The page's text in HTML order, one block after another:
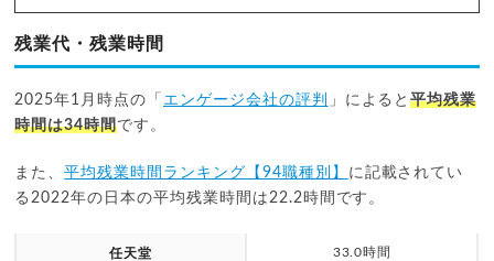
残業代・残業時間
2025年1月時点の「 エンゲージ会社の評判 」によると平均残業
時間は34時間です。
また、平均残業時間ランキング【94職種別】 に記載されてい
る2022年の日本の平均残業時間は22.2時間です。
任天堂 33.0時間